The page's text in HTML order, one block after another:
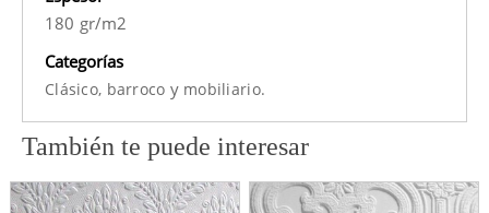
180 gr/m2
Categorías
Clásico, barroco y mobiliario.
También te puede interesar